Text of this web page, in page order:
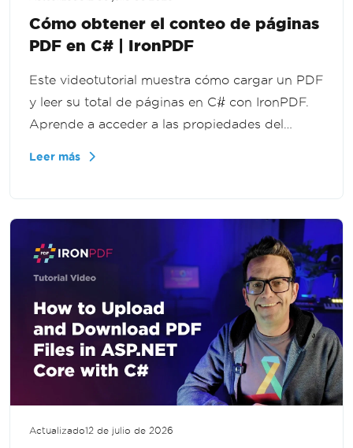
Cómo obtener el conteo de páginas
PDF en C# | IronPDF
Este videotutorial muestra cómo cargar un PDF
y leer su total de páginas en C# con IronPDF.
Aprende a acceder a las propiedades del
Leer más
Actualizado12 de julio de 2026